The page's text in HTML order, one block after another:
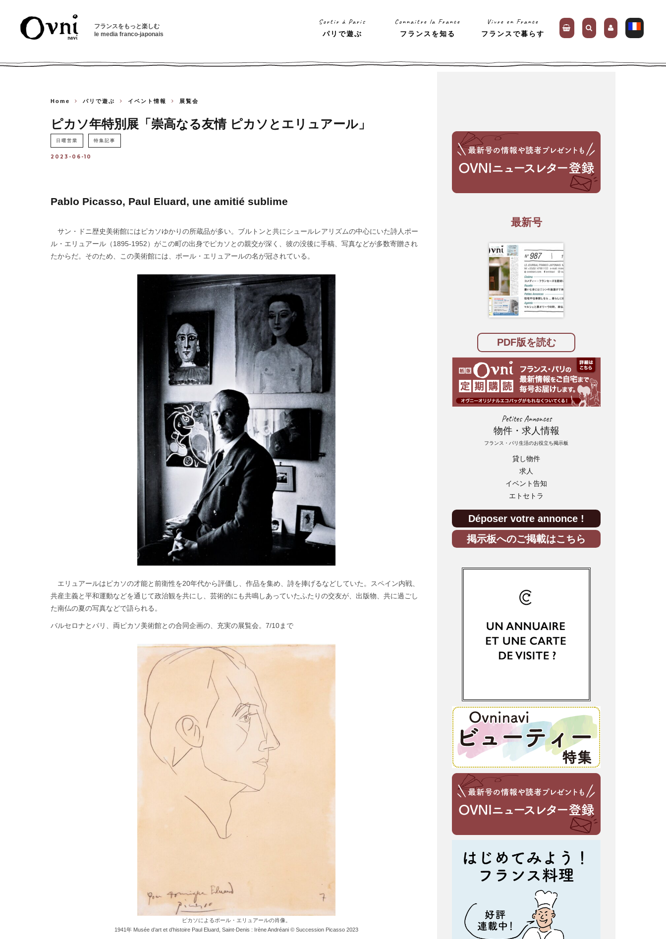
フランスをもっと楽しむ
le media franco-japonais
Sortir à Paris
パリで遊ぶ
Connaitre la France
フランスを知る
Vivre en France
フランスで暮らす
Home パリで遊ぶ イベント情報 展覧会
ピカソ年特別展「崇高なる友情 ピカソとエリュアール」
日曜営業 特集記事
2023-06-10
Pablo Picasso, Paul Eluard, une amitié sublime
サン・ドニ歴史美術館にはピカソゆかりの所蔵品が多い。ブルトンと共にシュールレアリズムの中心にいた詩人ポー
ル・エリュアール（1895-1952）がこの町の出身でピカソとの親交が深く、彼の没後に手稿、写真などが多数寄贈され
たからだ。そのため、この美術館には、ポール・エリュアールの名が冠されている。
エリュアールはピカソの才能と前衛性を20年代から評価し、作品を集め、詩を捧げるなどしていた。スペイン内戦、
共産主義と平和運動などを通じて政治観を共にし、芸術的にも共鳴しあっていたふたりの交友が、出版物、共に過ごし
た南仏の夏の写真などで語られる。
バルセロナとパリ、両ピカソ美術館との合同企画の、充実の展覧会。7/10まで
ピカソによるポール・エリュアールの肖像。
1941年 Musée d’art et d’histoire Paul Eluard, Saint-Denis : Irène Andréani © Succession Picasso 2023
最新号
PDF版を読む
Petites Annonces
物件・求人情報
フランス・パリ生活のお役立ち掲示板
貸し物件
求人
イベント告知
エトセトラ
Déposer votre annonce !
掲示板へのご掲載はこちら